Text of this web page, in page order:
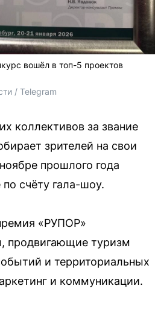
вошёл в топ-5 проектов
/ Telegram
коллективов за звание
зрителей на свои
прошлого года
счёту гала-шоу.
«РУПОР»
продвигающие туризм
и территориальных
и коммуникации.